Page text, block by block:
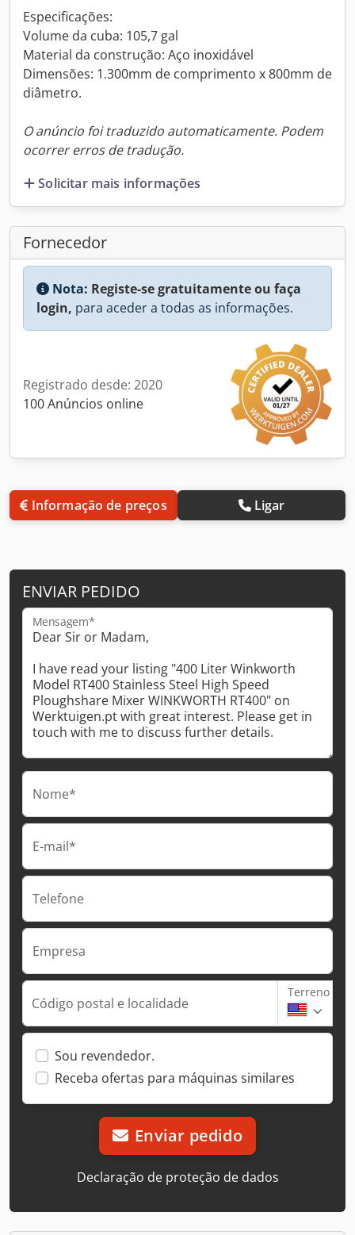
Especificações:
Volume da cuba: 105,7 gal
Material da construção: Aço inoxidável
Dimensões: 1.300mm de comprimento x 800mm de
diâmetro.
O anúncio foi traduzido automaticamente. Podem
ocorrer erros de tradução.
Solicitar mais informações
Fornecedor
Nota: Registe-se gratuitamente ou faça
login, para aceder a todas as informações.
Registrado desde: 2020
100 Anúncios online
Informação de preços Ligar
ENVIAR PEDIDO
Mensagem*
Nome*
E-mail*
Telefone
Empresa
Código postal e localidade
Terreno
Sou revendedor.
Receba ofertas para máquinas similares
Enviar pedido
Declaração de proteção de dados